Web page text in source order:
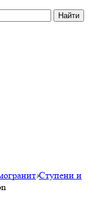
›Ступени и